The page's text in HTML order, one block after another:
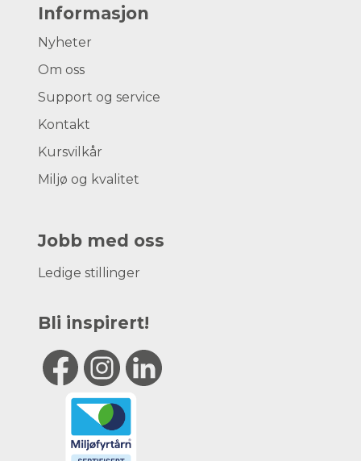
Informasjon
Nyheter
Om oss
Support og service
Kontakt
Kursvilkår
Miljø og kvalitet
Jobb med oss
Ledige stillinger
Bli inspirert!